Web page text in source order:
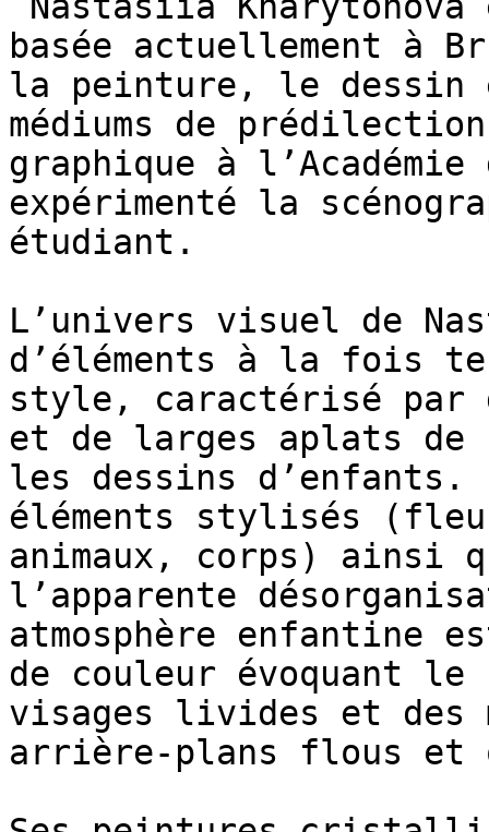
basée actuellement à
la peinture, le dessin
médiums de
graphique à
expérimenté la
étudiant.
L’univers visuel de
d’éléments à la fois
style, caractérisé par
et de larges aplats de
les dessins d’enfants.
éléments stylisés
animaux, corps) ainsi
l’apparente
atmosphère enfantine
de couleur évoquant le
visages livides et des
arrière-plans flous et